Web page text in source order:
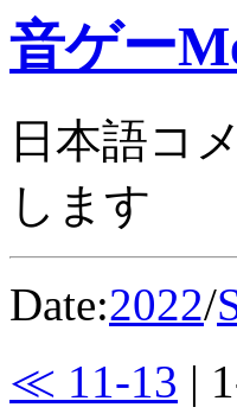
音ゲー
日本語コ
します
Date:2022/
≪ 11-13 |